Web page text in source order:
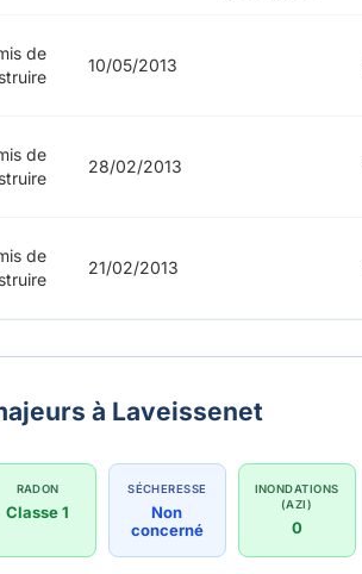
de
10/05/2013
de
28/02/2013
de
21/02/2013
à Laveissenet
RADON
Classe 1
SÉCHERESSE
Non
concerné
INONDATIONS
(AZI)
0